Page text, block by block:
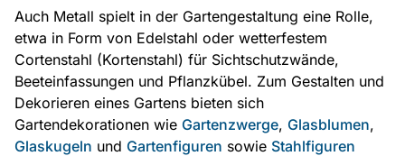
Auch Metall spielt in der Gartengestaltung eine Rolle,
etwa in Form von Edelstahl oder wetterfestem
Cortenstahl (Kortenstahl) für Sichtschutzwände,
Beeteinfassungen und Pflanzkübel. Zum Gestalten und
Dekorieren eines Gartens bieten sich
Gartendekorationen wie Gartenzwerge, Glasblumen,
Glaskugeln und Gartenfiguren sowie Stahlfiguren